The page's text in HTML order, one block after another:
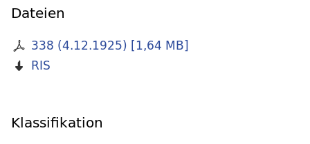
Dateien
338 (4.12.1925) [1,64 MB]
RIS
Klassifikation